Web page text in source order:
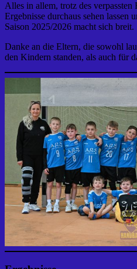
Alles in allem, trotz des
Ergebnisse durchaus sehen lassen
Saison 2025/2026 macht sich breit.
Danke an die Eltern, die sowohl
den Kindern standen, als auch für